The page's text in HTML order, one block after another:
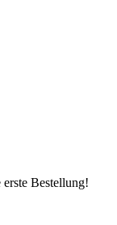
Bestellung!